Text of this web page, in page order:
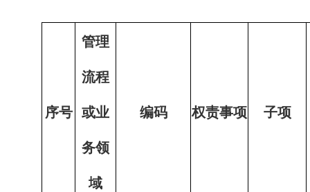
序号
管理
流程
或业
务领
域
编码 权责事项 子项